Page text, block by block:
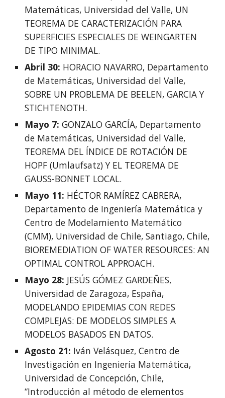
Matemáticas, Universidad del Valle, UN
TEOREMA DE CARACTERIZACIÓN PARA
SUPERFICIES ESPECIALES DE WEINGARTEN
DE TIPO MINIMAL.
Abril 30: HORACIO NAVARRO, Departamento
de Matemáticas, Universidad del Valle,
SOBRE UN PROBLEMA DE BEELEN, GARCIA Y
STICHTENOTH.
Mayo 7: GONZALO GARCÍA, Departamento
de Matemáticas, Universidad del Valle,
TEOREMA DEL ÍNDICE DE ROTACIÓN DE
HOPF (Umlaufsatz) Y EL TEOREMA DE
GAUSS-BONNET LOCAL.
Mayo 11: HÉCTOR RAMÍREZ CABRERA,
Departamento de Ingeniería Matemática y
Centro de Modelamiento Matemático
(CMM), Universidad de Chile, Santiago, Chile,
BIOREMEDIATION OF WATER RESOURCES: AN
OPTIMAL CONTROL APPROACH.
Mayo 28: JESÚS GÓMEZ GARDEÑES,
Universidad de Zaragoza, España,
MODELANDO EPIDEMIAS CON REDES
COMPLEJAS: DE MODELOS SIMPLES A
MODELOS BASADOS EN DATOS.
Agosto 21: Iván Velásquez, Centro de
Investigación en Ingeniería Matemática,
Universidad de Concepción, Chile,
“Introducción al método de elementos